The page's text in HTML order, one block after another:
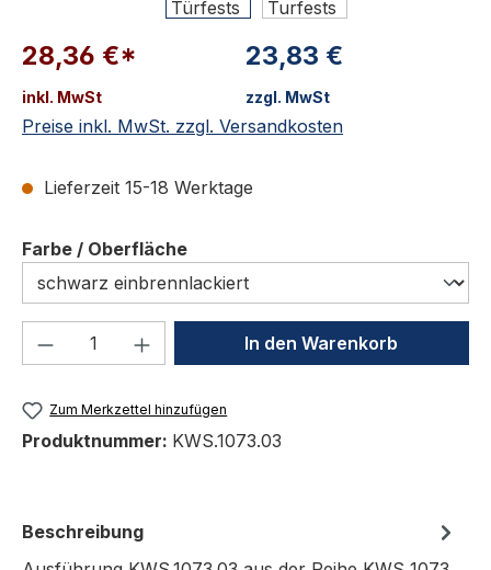
28,36 €*
inkl. MwSt
23,83 €
zzgl. MwSt
Preise inkl. MwSt. zzgl. Versandkosten
Lieferzeit 15-18 Werktage
Farbe / Oberflächeauswählen
Produkt Anzahl: Gib denIn den Warenkorb
Zum Merkzettel hinzufügen
Produktnummer: KWS.1073.03
Beschreibung